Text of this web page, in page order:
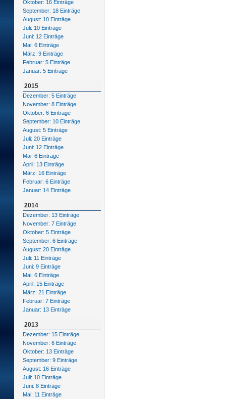
Oktober: 16 Einträge
September: 18 Einträge
August: 10 Einträge
Juli: 10 Einträge
Juni: 12 Einträge
Mai: 6 Einträge
März: 9 Einträge
Februar: 5 Einträge
Januar: 5 Einträge
2015
Dezember: 5 Einträge
November: 8 Einträge
Oktober: 6 Einträge
September: 10 Einträge
August: 5 Einträge
Juli: 20 Einträge
Juni: 12 Einträge
Mai: 6 Einträge
April: 13 Einträge
März: 16 Einträge
Februar: 6 Einträge
Januar: 14 Einträge
2014
Dezember: 13 Einträge
November: 7 Einträge
Oktober: 5 Einträge
September: 6 Einträge
August: 20 Einträge
Juli: 11 Einträge
Juni: 9 Einträge
Mai: 6 Einträge
April: 15 Einträge
März: 21 Einträge
Februar: 7 Einträge
Januar: 13 Einträge
2013
Dezember: 15 Einträge
November: 6 Einträge
Oktober: 13 Einträge
September: 9 Einträge
August: 16 Einträge
Juli: 10 Einträge
Juni: 8 Einträge
Mai: 11 Einträge